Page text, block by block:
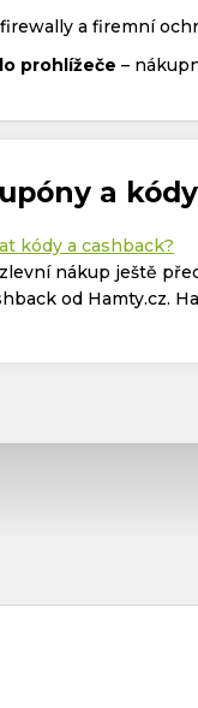
a firemní
prohlížeče –
a
kódy a cashback?
nákup ještě
od Hamty.cz.